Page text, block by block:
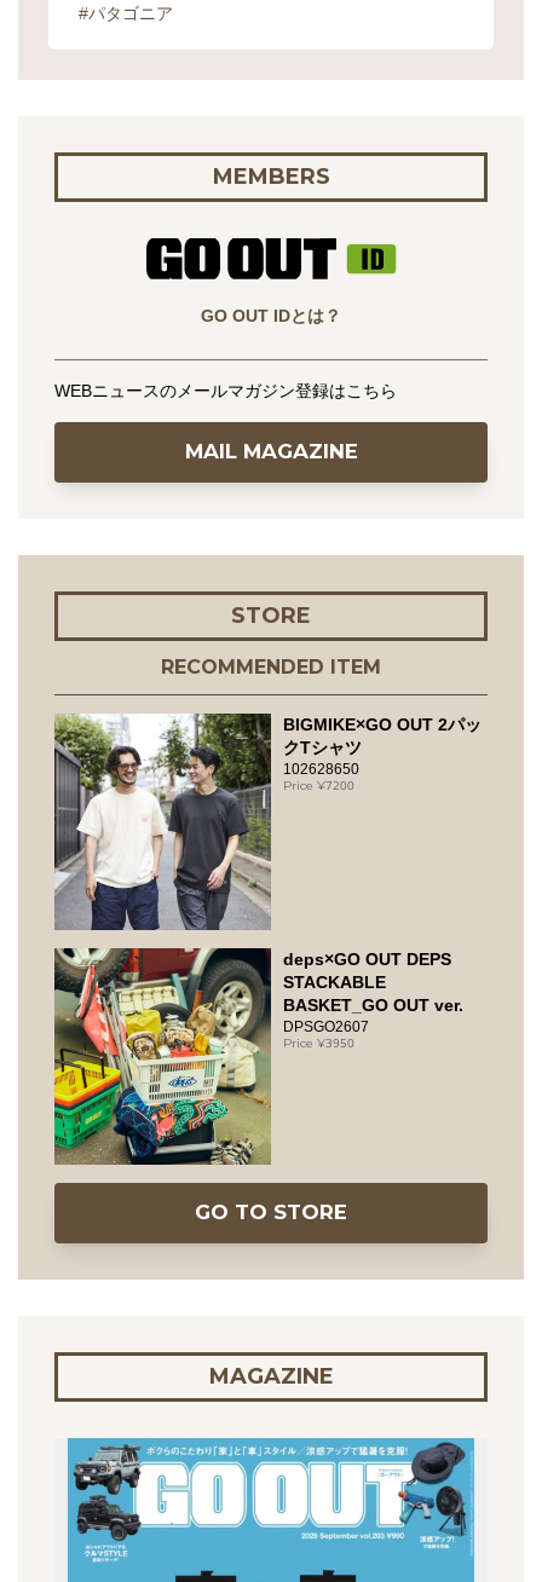
#パタゴニア
MEMBERS
GO OUT IDとは？
WEBニュースのメールマガジン登録はこちら
MAIL MAGAZINE
STORE
RECOMMENDED ITEM
BIGMIKE×GO OUT 2パッ
クTシャツ
102628650
7200
deps×GO OUT DEPS
STACKABLE
BASKET_GO OUT ver.
DPSGO2607
3950
GO TO STORE
MAGAZINE